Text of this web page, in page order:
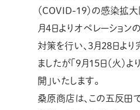
（COVID-19）の感染拡
月4日よりオペレーション
対策を行い、3月28日より
ましたが「9月15日（火）
開」いたします。
桑原商店は、この五反田